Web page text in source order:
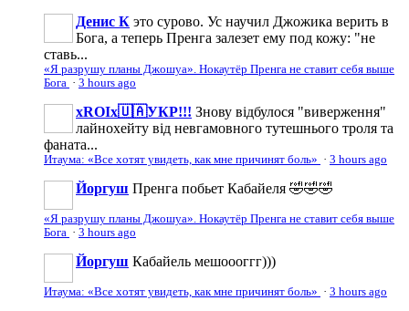
Денис К это сурово. Ус научил Джожика верить в
Бога, а теперь Пренга залезет ему под кожу: "не
ставь...
«Я разрушу планы Джошуа». Нокаутёр Пренга не ставит себя выше
Бога · 3 hours ago
xROIx🇺🇦УКР!!! Знову відбулося "виверження"
лайнохейту від невгамовного тутешнього троля та
фаната...
Итаума: «Все хотят увидеть, как мне причинят боль» · 3 hours ago
Йоргуш Пренга побьет Кабайеля 🤣🤣🤣
«Я разрушу планы Джошуа». Нокаутёр Пренга не ставит себя выше
Бога · 3 hours ago
Йоргуш Кабайель мешоооггг)))
Итаума: «Все хотят увидеть, как мне причинят боль» · 3 hours ago